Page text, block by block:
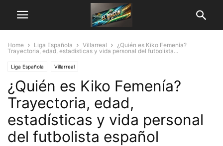
Home Liga Española Villarreal
¿Quién es Kiko Femenía?
Trayectoria, edad, estadísticas y vida personal del futbolista...
Liga Española Villarreal
¿Quién es Kiko Femenía?
Trayectoria, edad,
estadísticas y vida personal
del futbolista español